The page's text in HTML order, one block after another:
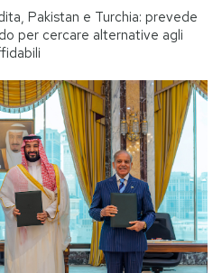
Pakistan e Turchia: prevede
per cercare alternative agli